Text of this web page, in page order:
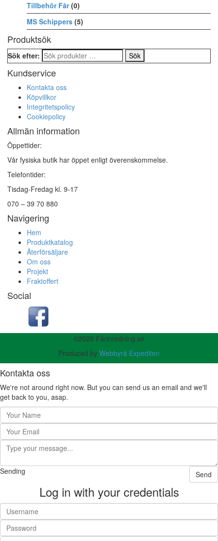
Tillbehör Får (0)
MS Schippers (5)
Produktsök
Sök efter:
Kundservice
Kontakta oss
Köpvillkor
Integritetspolicy
Cookiepolicy
Allmän information
Öppettider:
Vår fysiska butik har öppet enligt överenskommelse.
Telefontider:
Tisdag-Fredag kl. 9-17
070 – 39 70 880
Navigering
Hem
Produktkatalog
Återförsäljare
Om oss
Projekt
Fraktoffert
Social
©2026 Fårinredning.se
Produced by Webbyrå Expediten
Kontakta oss
We're not around right now. But you can send us an email and we'll
get back to you, asap.
Send
Sending
Log in with your credentials